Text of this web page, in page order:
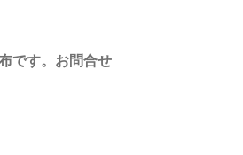
です。お問合せ